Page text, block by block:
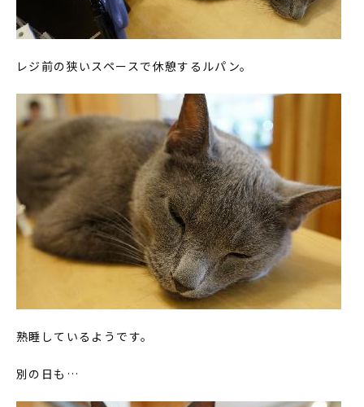
レジ前の狭いスペースで休憩するルパン。
熟睡しているようです。
別の日も…